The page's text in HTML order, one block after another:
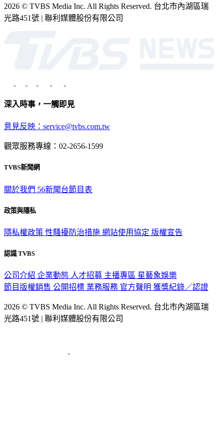
2026 © TVBS Media Inc. All Rights Reserved. 台北市內湖區瑞
光路451號 | 聯利媒體股份有限公司
深入時事，一觸即見
意見反映：service@tvbs.com.tw
觀眾服務專線：02-2656-1599
TVBS新聞網
關於我們 56新聞台節目表
政策與隱私
隱私權政策 性騷擾防治措施 網站使用協定 版權宣告
認識 TVBS
公司介紹 企業動態 人才招募 主播專區 星藝象娛樂
節目版權銷售 公開招標 業務服務 官方聲明 獲獎紀錄／認證
2026 © TVBS Media Inc. All Rights Reserved. 台北市內湖區瑞
光路451號 | 聯利媒體股份有限公司